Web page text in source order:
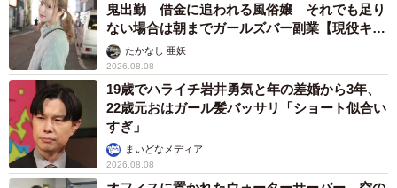
両親は「東京キッド」の看板役者 ライダー演
じた42歳元俳優が再婚妻との「ウエディングフ
ォト」計画を明言 「センスあるカメラマン求
む」まいどなトピック
2026.08.08
ITエンジニアがAIとつくる家庭菜園 ローカル
LLMのゆるふわAIたちとお話しながら開墾して
みたら… 夢の「スマートな菜園生活」実現な
るか井二 かける